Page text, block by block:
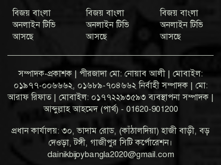
বিজয় বাংলা
অনলাইন টিভি
আসছে
বিজয় বাংলা
অনলাইন টিভি
আসছে
বিজয় বাংলা
অনলাইন টিভি
আসছে
সম্পাদক-প্রকাশক | পীরজাদা মো: নোয়াব আলী | মোবাইল:
০১৯৭৭-০০৬৬৬২, ০১৬৮৯-৭০৪৬৬২ নির্বাহী সম্পাদক | মো:
আরাফ রিফাত | মোবাইল: ০১৭৭২২৯৩৫৯৩ ব্যবস্থাপনা সম্পাদক |
আব্দুল্লাহ আহমেদ (পার্থ) - 01620-901200
প্রধান কার্যালয়: ৩০, ভাদাম রোড, (কাঁঠালদিয়া) হাজী বাড়ী, বড়
দেওড়া, টঙ্গী, গাজীপুর সিটি কর্পোরেশন।
dainikbijoybangla2020@gmail.com